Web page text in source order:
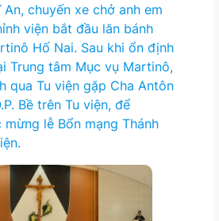
chuyến xe chở anh em
viện bắt đầu lăn bánh
Hố Nai. Sau khi ổn định
Trung tâm Mục vụ Martinô,
qua Tu viện gặp Cha Antôn
Bề trên Tu viện, để
lễ Bổn mạng Thánh